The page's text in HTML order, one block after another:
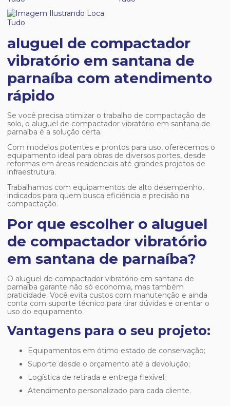
aluguel de compactador
vibratório em santana de
parnaíba com atendimento
rápido
Se você precisa otimizar o trabalho de compactação de
solo, o aluguel de compactador vibratório em santana de
parnaíba é a solução certa.
Com modelos potentes e prontos para uso, oferecemos o
equipamento ideal para obras de diversos portes, desde
reformas em áreas residenciais até grandes projetos de
infraestrutura.
Trabalhamos com equipamentos de alto desempenho,
indicados para quem busca eficiência e precisão na
compactação.
Por que escolher o aluguel
de compactador vibratório
em santana de parnaíba?
O aluguel de compactador vibratório em santana de
parnaíba garante não só economia, mas também
praticidade. Você evita custos com manutenção e ainda
conta com suporte técnico para tirar dúvidas e orientar o
uso do equipamento.
Vantagens para o seu projeto:
Equipamentos em ótimo estado de conservação;
Suporte desde o orçamento até a devolução;
Logística de retirada e entrega flexível;
Atendimento personalizado para cada cliente.